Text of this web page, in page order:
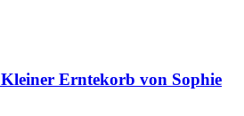
Kleiner Erntekorb von Sophie